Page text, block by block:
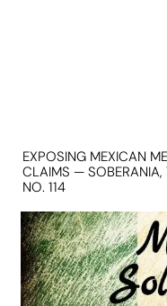
EXPOSING MEXICAN
CLAIMS —
NO. 114